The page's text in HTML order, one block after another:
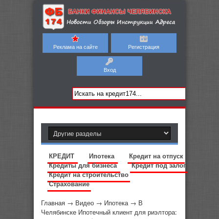
Реклама на сайте Регистрация
Вход
КРЕДИТ Ипотека
Кредит на отпуск
Кредиты для бизнеса
Кредит под залог
Кредит на строительство
Страхование
Главная → Видео → Ипотека → В
Челябинске Ипотечный клиент для риэлтора: